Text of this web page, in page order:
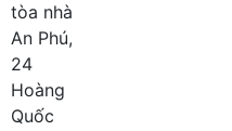
tòa nhà
An Phú,
24
Hoàng
Quốc